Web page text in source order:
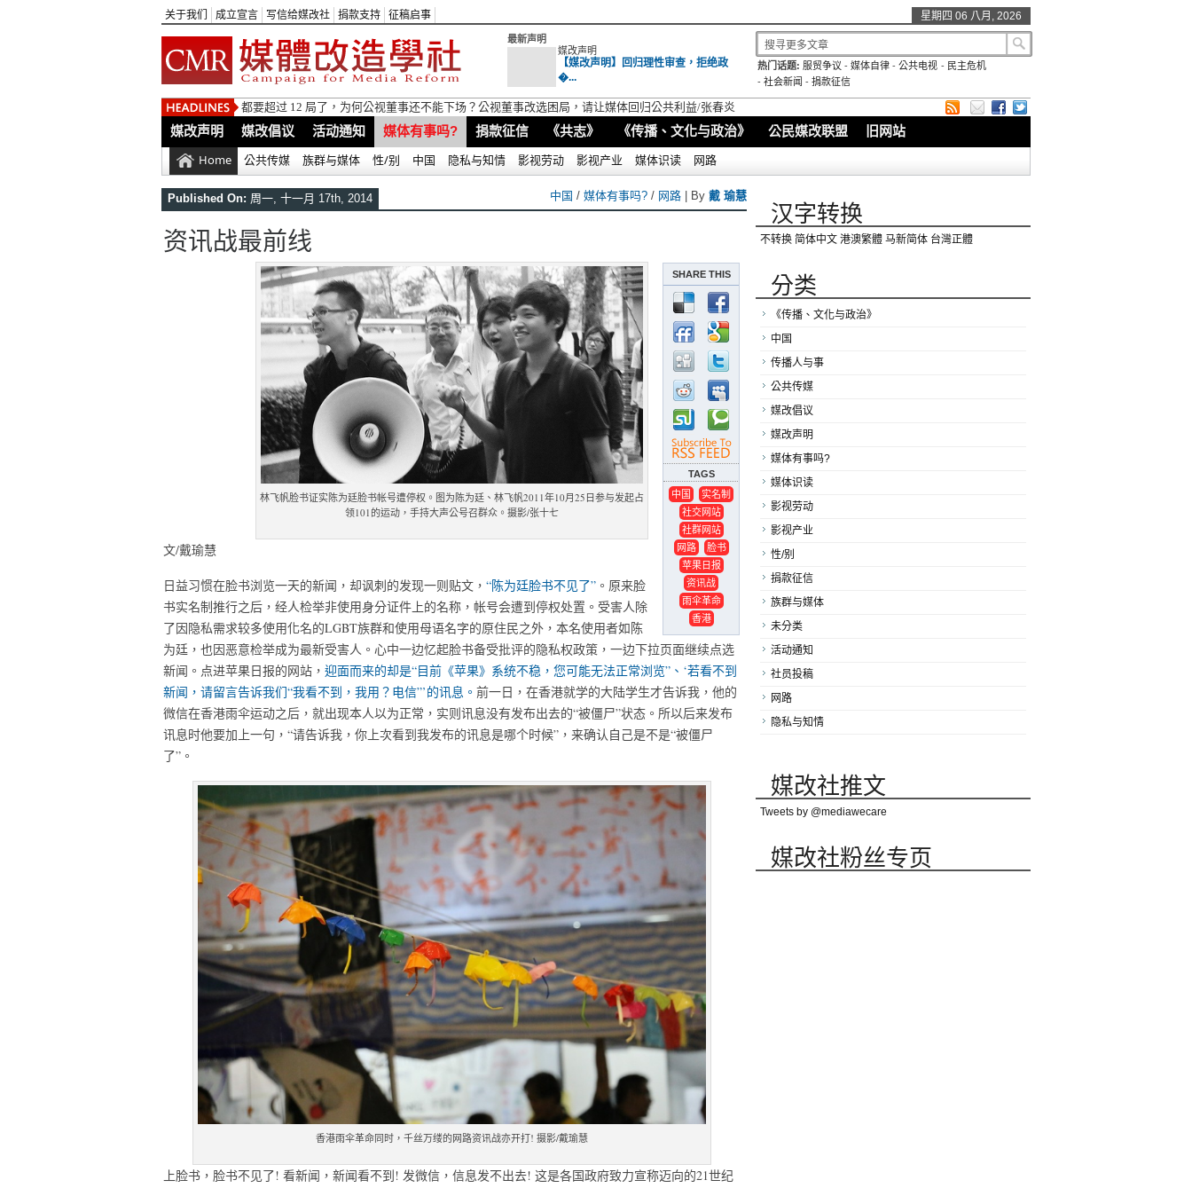
关于我们 成立宣言 写信给媒改社 捐款支持 征稿启事 星期四 06 八月, 2026
最新声明
媒改声明
【媒改声明】回归理性审查，拒绝政
�...
热门话题: 服贸争议 -媒体自律 -公共电视 - 民主危机
- 社会新闻 - 捐款征信
【媒改声明】谴责立院无理驱逐公视董事长：捍卫公视法尊严，反对政治斗争持续瘫痪公共媒体
媒改声明 媒改倡议 活动通知 媒体有事吗? 捐款征信 《共志》 《传播、文化与政治》 公民媒改联盟 旧网站
Home 公共传媒 族群与媒体 性/别 中国 隐私与知情 影视劳动 影视产业 媒体识读 网路
Published On: 周一, 十一月 17th, 2014 中国 / 媒体有事吗? / 网路 | By 戴 瑜慧
资讯战最前线
SHARE THIS
TAGS
中国
实名制
社交网站
社群网站
网路
脸书
苹果日报
资讯战
雨伞革命
香港
林飞帆脸书证实陈为廷脸书帐号遭停权。图为陈为廷、林飞帆2011年10月25日参与发起占
领101的运动，手持大声公号召群众。摄影/张十七
文/戴瑜慧
日益习惯在脸书浏览一天的新闻，却讽刺的发现一则贴文， “陈为廷脸书不见了” 。原来脸
书实名制推行之后，经人检举非使用身分证件上的名称，帐号会遭到停权处置。受害人除
了因隐私需求较多使用化名的LGBT族群和使用母语名字的原住民之外，本名使用者如陈
为廷，也因恶意检举成为最新受害人。 心中一边忆起脸书备受批评的隐私权政策，一边下拉页面继续点选
新闻。点进苹果日报的网站， 迎面而来的却是“目前《苹果》系统不稳，您可能无法正常浏览”、‘若看不到
新闻，请留言告诉我们“我看不到，我用？电信”’的讯息。 前一日，在香港就学的大陆学生才告诉我，他的
微信在香港雨伞运动之后，就出现本人以为正常，实则讯息没有发布出去的“被僵尸”状态。所以后来发布
讯息时他要加上一句，“请告诉我，你上次看到我发布的讯息是哪个时候”，来确认自己是不是“被僵尸
了”。
香港雨伞革命同时，千丝万缕的网路资讯战亦开打! 摄影/戴瑜慧
上脸书，脸书不见了! 看新闻，新闻看不到! 发微信，信息发不出去! 这是各国政府致力宣称迈向的21世纪
汉字转换
不转换 简体中文 港澳繁體 马新简体 台灣正體
分类
《传播、文化与政治》
中国
传播人与事
公共传媒
媒改倡议
媒改声明
媒体有事吗?
媒体识读
影视劳动
影视产业
性/别
捐款征信
族群与媒体
未分类
活动通知
社员投稿
网路
隐私与知情
媒改社推文
Tweets by @mediawecare
媒改社粉丝专页